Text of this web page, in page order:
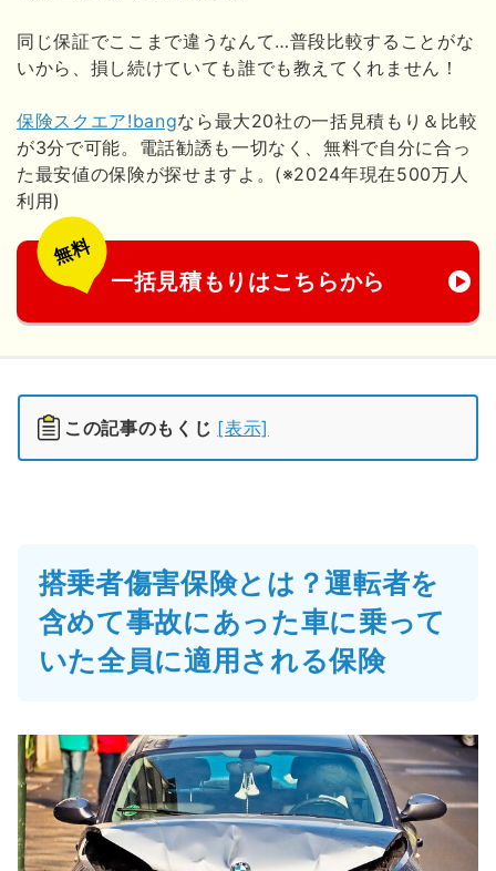
同じ保証でここまで違うなんて…普段比較することがな
いから、損し続けていても誰でも教えてくれません！
保険スクエア!bangなら最大20社の一括見積もり＆比較
が3分で可能。電話勧誘も一切なく、無料で自分に合っ
た最安値の保険が探せますよ。(※2024年現在500万人
利用)
無料
一括見積もりはこちらから
この記事のもくじ [表示]
搭乗者傷害保険とは？運転者を
含めて事故にあった車に乗って
いた全員に適用される保険